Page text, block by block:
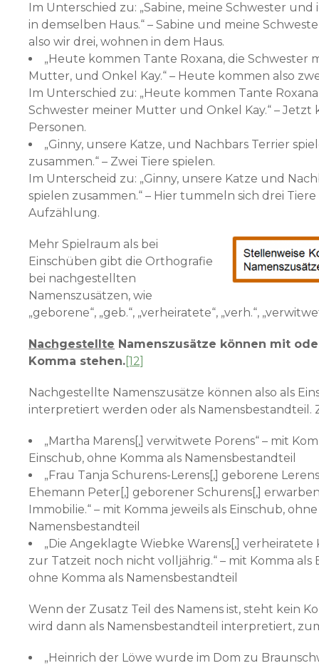
Im Unterschied zu: „Sabine, meine Schwester und
in demselben Haus.“ – Sabine und meine
also wir drei, wohnen in dem Haus.
„Heute kommen Tante Roxana, die Schwester
Mutter, und Onkel Kay.“ – Heute kommen also
Im Unterschied zu: „Heute kommen Tante
Schwester meiner Mutter und Onkel Kay.“ – Jetzt
Personen.
„Ginny, unsere Katze, und Nachbars Terrier
zusammen.“ – Zwei Tiere spielen.
Im Unterscheid zu: „Ginny, unsere Katze und
spielen zusammen.“ – Hier tummeln sich drei
Aufzählung.
Mehr Spielraum als bei
Einschüben gibt die Ortho­grafie
bei nachgestellten
Namenszusätzen, wie
„geborene“, „geb.“, „verheiratete“, „verh.“,
Nachgestellte Namenszusätze können mit
Komma stehen.[12]
Nachgestellte Namenszusätze können also als
interpretiert werden oder als Namensbestandteil.
„Martha Marens[,] verwitwete Porens“ – mit
Einschub, ohne Komma als Namensbestandteil
„Frau Tanja Schurens-Lerens[,] geborene
Ehemann Peter[,] geborener Schurens[,]
Immobilie.“ – mit Komma jeweils als Einschub,
Namensbestandteil
„Die Angeklagte Wiebke Warens[,] verheiratete
zur Tatzeit noch nicht volljährig.“ – mit Komma als
ohne Komma als Namensbestandteil
Wenn der Zusatz Teil des Namens ist, steht kein
wird dann als Namensbestandteil interpretiert,
„Heinrich der Löwe wurde im Dom zu